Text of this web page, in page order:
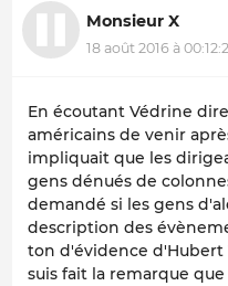
Monsieur X
18 août 2016 à
En écoutant Védrine
américains de venir
impliquait que les
gens dénués de
demandé si les gens
description des
ton d'évidence d'Hubert
suis fait la remarque